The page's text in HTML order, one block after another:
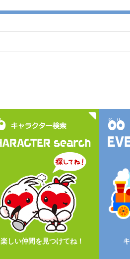
楽しい仲間を見つけてね！